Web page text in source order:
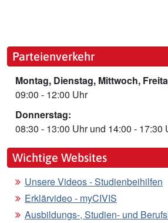
Parteienverkehr
Montag, Dienstag, Mittwoch,
09:00 - 12:00 Uhr
Donnerstag:
08:30 - 13:00 Uhr und 14:00 - 17:30
Wichtige Websites
Unsere Videos - Studienbeihilfen
Erklärvideo - myCIVIS
Ausbildungs-, Studien- und